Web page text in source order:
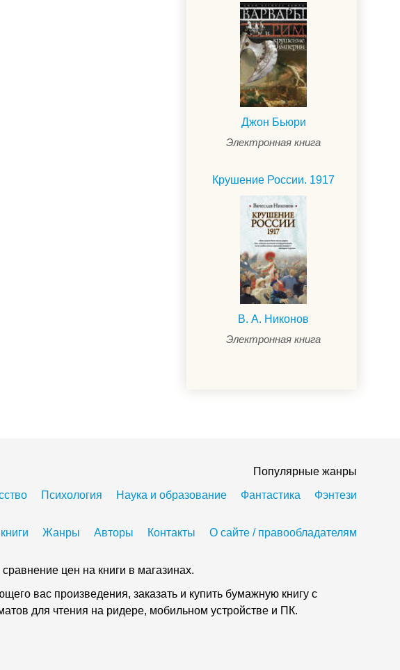
Джон Бьюри
Электронная книга
Крушение России. 1917
В. А. Никонов
Электронная книга
Популярные жанры
Психология Наука и образование Фантастика Фэнтези
Жанры Авторы Контакты О сайте / правообладателям
цен на книги в магазинах.
вас произведения, заказать и купить бумажную книгу с
для чтения на ридере, мобильном устройстве и ПК.